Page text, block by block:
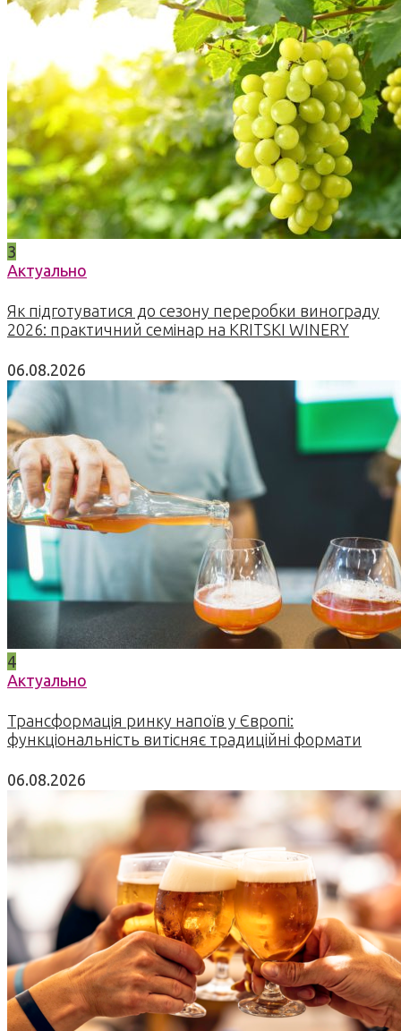
3
Актуально
Як підготуватися до сезону переробки винограду
2026: практичний семінар на KRITSKI WINERY
06.08.2026
4
Актуально
Трансформація ринку напоїв у Європі:
функціональність витісняє традиційні формати
06.08.2026